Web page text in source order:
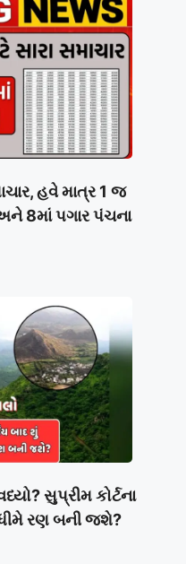
હવે માત્ર 1 જ
8માં પગાર પંચના
સુપ્રીમ કોર્ટના
ધીમે રણ બની જશે?